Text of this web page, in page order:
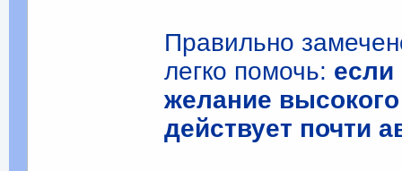
Правильно
легко помочь: если
желание
действует почти